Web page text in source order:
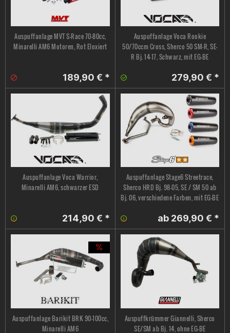
Auspuffanlage MVT S-Race 70-80cc,
Minarelli AM6 Motoren, Rot Eloxiert
189,90 € *
Auspuffanlage Voca Rookie
50/70ccm Cross, Sherco 50 SM-R, SE-
R Bj. 14-17, Schwarz, mit EG-BE
279,90 € *
Auspuffanlage Voca Warrior,
Minarelli AM6, schwarzer ESD
214,90 € *
Auspuffanlage Stage6 Streetrace,
Sherco HRD Bj. 98-05, SE / SM 50 ab
Bj. 06, verschiedene Farben, mit EG-BE
ab 269,90 € *
Auspuffanlage Barikit BRK 90-100cc,
Minarelli AM6
Auspuffkrümmer Giannelli, Sherco
SE/SM ab Bj. 14, ohne EG-BE